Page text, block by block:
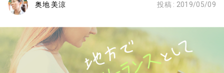
奥地 美涼 投稿 : 2019/05/09